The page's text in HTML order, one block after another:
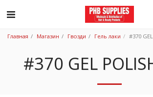
Главная Магазин Гвозди Гель лаки #370
#370 GEL